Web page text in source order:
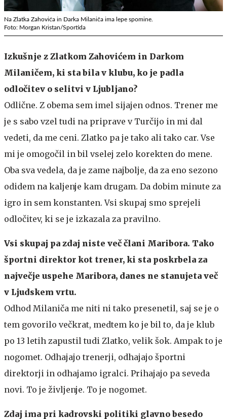
Na Zlatka Zahovića in Darka Milaniča ima lepe spomine.
Foto: Morgan Kristan/Sportida
Izkušnje z Zlatkom Zahovićem in Darkom
Milaničem, ki sta bila v klubu, ko je padla
odločitev o selitvi v Ljubljano?
Odlične. Z obema sem imel sijajen odnos. Trener me
je s sabo vzel tudi na priprave v Turčijo in mi dal
vedeti, da me ceni. Zlatko pa je tako ali tako car. Vse
mi je omogočil in bil vselej zelo korekten do mene.
Oba sva vedela, da je zame najbolje, da za eno sezono
odidem na kaljenje kam drugam. Da dobim minute za
igro in sem konstanten. Vsi skupaj smo sprejeli
odločitev, ki se je izkazala za pravilno.
Vsi skupaj pa zdaj niste več člani Maribora. Tako
športni direktor kot trener, ki sta poskrbela za
največje uspehe Maribora, danes ne stanujeta več
v Ljudskem vrtu.
Odhod Milaniča me niti ni tako presenetil, saj se je o
tem govorilo večkrat, medtem ko je bil to, da je klub
po 13 letih zapustil tudi Zlatko, velik šok. Ampak to je
nogomet. Odhajajo trenerji, odhajajo športni
direktorji in odhajamo igralci. Prihajajo pa seveda
novi. To je življenje. To je nogomet.
Zdaj ima pri kadrovski politiki glavno besedo